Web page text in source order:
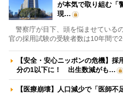
が本気で取り組む
現…
警察庁が目下、頭を悩ませている
官の採用試験の受験者数は10年間で
【安全・安心ニッポンの危機】
分の1以下に！ 出生数減がも…
【医療崩壊】人口減少で「医師